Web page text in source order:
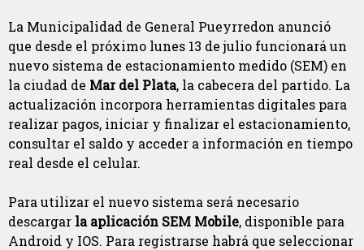
La Municipalidad de General Pueyrredon anunció
que desde el próximo lunes 13 de julio funcionará un
nuevo sistema de estacionamiento medido (SEM) en
la ciudad de Mar del Plata, la cabecera del partido. La
actualización incorpora herramientas digitales para
realizar pagos, iniciar y finalizar el estacionamiento,
consultar el saldo y acceder a información en tiempo
real desde el celular.
Para utilizar el nuevo sistema será necesario
descargar la aplicación SEM Mobile, disponible para
Android y IOS. Para registrarse habrá que seleccionar